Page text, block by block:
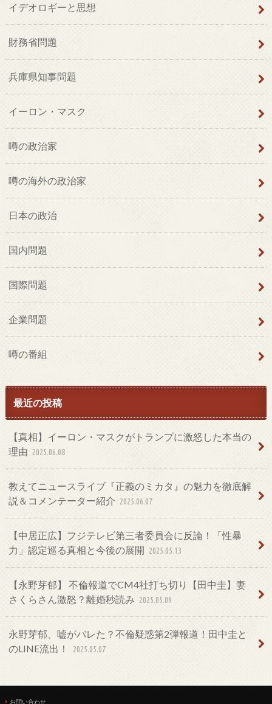
イデオロギーと思想
財務省問題
兵庫県知事問題
イーロン・マスク
噂の政治家
噂の海外の政治家
日本の政治
国内問題
国際問題
企業問題
噂の番組
最近の投稿
【真相】イーロン・マスクがトランプに激怒した本当の
理由 2025.06.08
教えてニュースライブ『正義のミカタ』の魅力を徹底解
説＆コメンテーター紹介 2025.06.07
【中居正広】フジテレビ第三者委員会に反論！「性暴
力」認定巡る真相と今後の展開 2025.05.13
【永野芽郁】 不倫報道でCM4社打ち切り【田中圭】妻
さくらさん激怒？離婚秒読み 2025.05.09
永野芽郁、嘘がバレた？不倫疑惑第2弾報道！田中圭と
のLINE流出！
2025.05.07
お問い合わせ